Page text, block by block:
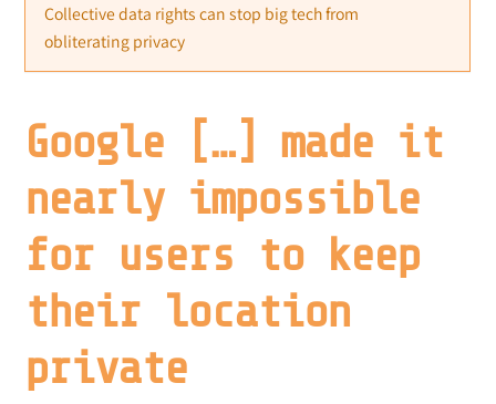
Collective data rights can stop big tech from
obliterating privacy
Google […] made it
nearly impossible
for users to keep
their location
private